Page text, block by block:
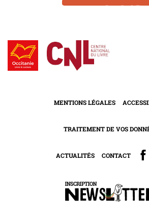
MENTIONS LÉGALES
TRAITEMENT DE VOS
ACTUALITÉS CONTACT